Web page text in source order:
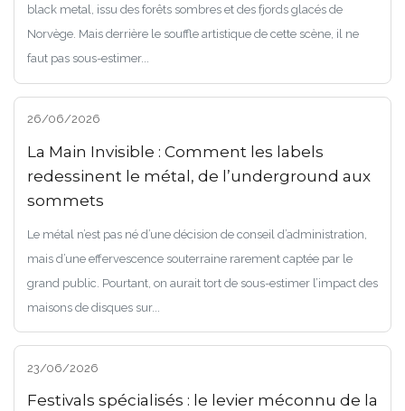
black metal, issu des forêts sombres et des fjords glacés de
Norvège. Mais derrière le souffle artistique de cette scène, il ne
faut pas sous-estimer...
26/06/2026
La Main Invisible : Comment les labels
redessinent le métal, de l’underground aux
sommets
Le métal n’est pas né d’une décision de conseil d’administration,
mais d’une effervescence souterraine rarement captée par le
grand public. Pourtant, on aurait tort de sous-estimer l’impact des
maisons de disques sur...
23/06/2026
Festivals spécialisés : le levier méconnu de la